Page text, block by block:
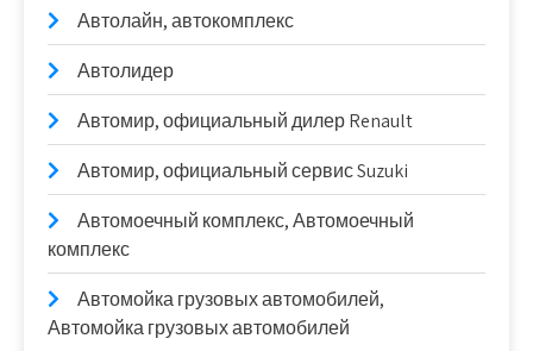
Автолайн, автокомплекс
Автолидер
Автомир, официальный дилер Renault
Автомир, официальный сервис Suzuki
Автомоечный комплекс, Автомоечный
комплекс
Автомойка грузовых автомобилей,
Автомойка грузовых автомобилей